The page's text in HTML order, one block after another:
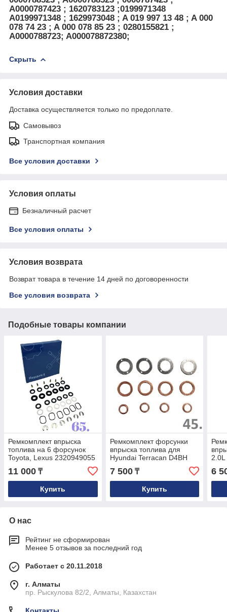
A0000787423 ; 1620783123 ;0199971348
A0199971348 ; 1629973048 ; A 019 997 13 48 ; A 000
078 74 23 ; A 000 078 85 23 ; 0280155821 ;
A0000788723; A000078872380;
Скрыть
Условия доставки
Доставка осуществляется только по предоплате.
Самовывоз
Транспортная компания
Все условия доставки
Условия оплаты
Безналичный расчет
Все условия оплаты
Условия возврата
Возврат товара в течение 14 дней по договоренности
Все условия возврата
Подобные товары компании
Ремкомплект впрыска
топлива на 6 форсунок
Toyota, Lexus 2320949055
11 000 ₸
Купить
Ремкомплект форсунки
впрыска топлива для
Hyundai Terracan D4BH
7 500₸
Купить
2.0L
6
О нас
Рейтинг не сформирован
Менее 5 отзывов за последний год
Работает с 20.11.2018
г. Алматы
пр. Рыскулова 82/2, Алматы, Казахстан